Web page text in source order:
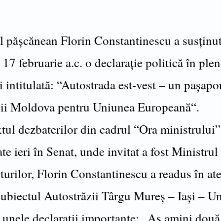
păşcănean Florin Constantinescu a
februarie a.c. o declaraţie politică în
intitulată: “Autostrada est-vest – un
Moldova pentru Uniunea Europeană“.
dezbaterilor din cadrul “Ora ministrului”
ieri în Senat, unde invitat a fost Ministrul
Florin Constantinescu a readus în
Autostrăzii Târgu Mureş – Iaşi –
declaraţii importante: „Aş amini